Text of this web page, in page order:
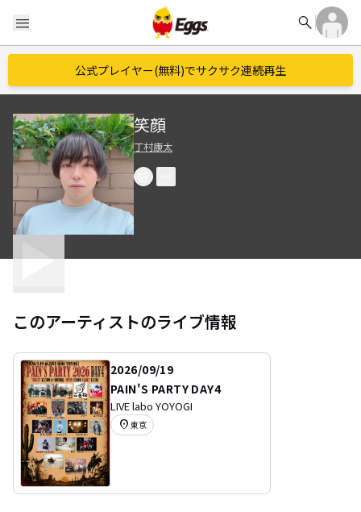
menu search
公式プレイヤー(無料)でサクサク連続再生
笑顔
丁村康太
このアーティストのライブ情報
2026/09/19
PAIN'S PARTY DAY4
LIVE labo YOYOGI
location_on 東京